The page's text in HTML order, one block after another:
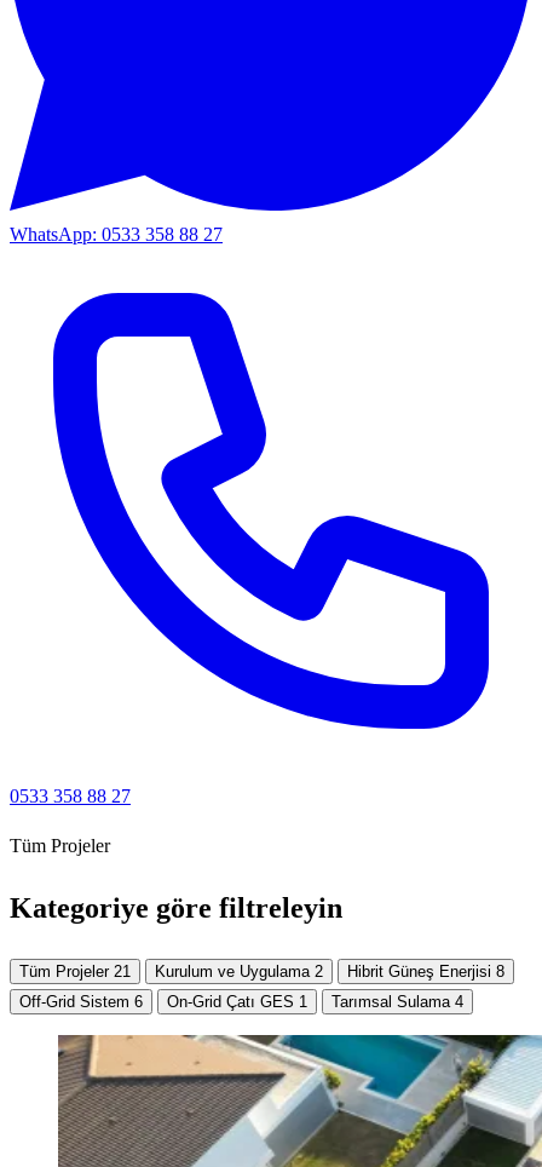
WhatsApp: 0533 358 88 27
0533 358 88 27
Tüm Projeler
Kategoriye göre filtreleyin
Tüm Projeler 21 Kurulum ve Uygulama 2 Hibrit Güneş Enerjisi 8
Off-Grid Sistem 6 On-Grid Çatı GES 1 Tarımsal Sulama 4